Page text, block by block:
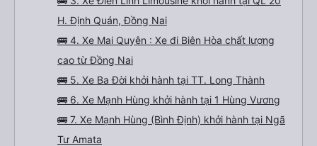
H. Định Quán, Đồng Nai
🚌 4. Xe Mai Quyên : Xe đi Biên Hòa chất lượng
cao từ Đồng Nai
🚌 5. Xe Ba Đời khởi hành tại TT. Long Thành
🚌 6. Xe Mạnh Hùng khởi hành tại 1 Hùng Vương
🚌 7. Xe Mạnh Hùng (Bình Định) khởi hành tại Ngã
Tư Amata